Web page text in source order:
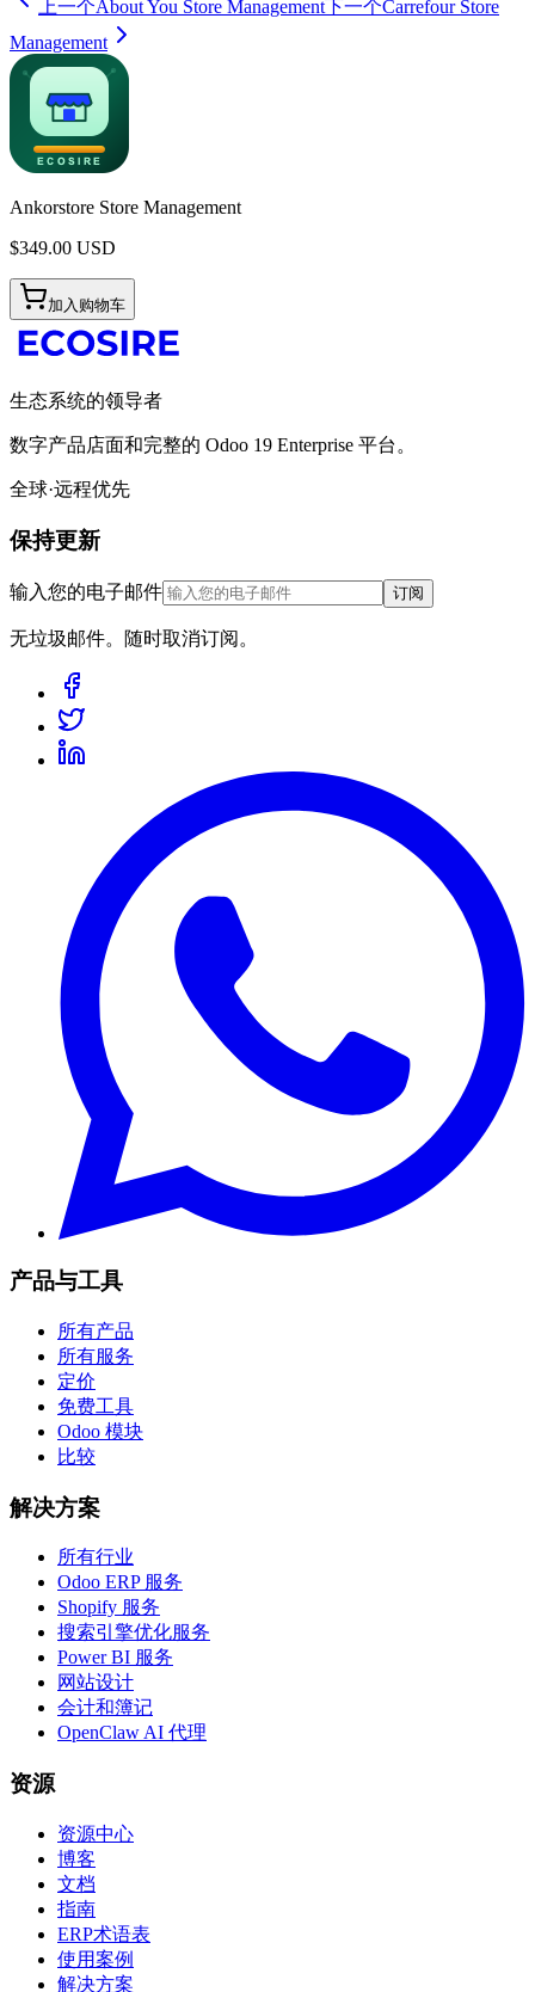
上一个About You Store Management 下一个Carrefour Store
Management
Ankorstore Store Management
$349.00 USD
加入购物车
生态系统的领导者
数字产品店面和完整的 Odoo 19 Enterprise 平台。
全球·远程优先
保持更新
输入您的电子邮件 订阅
无垃圾邮件。随时取消订阅。
产品与工具
所有产品
所有服务
定价
免费工具
Odoo 模块
比较
解决方案
所有行业
Odoo ERP 服务
Shopify 服务
搜索引擎优化服务
Power BI 服务
网站设计
会计和簿记
OpenClaw AI 代理
资源
资源中心
博客
文档
指南
ERP术语表
使用案例
解决方案